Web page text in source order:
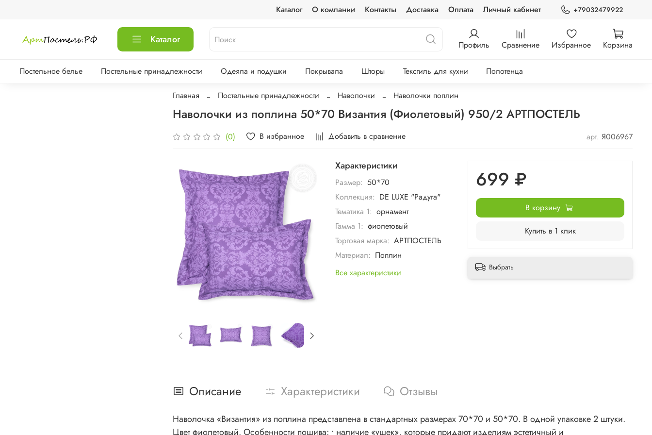
Каталог О компании Контакты Доставка Оплата Личный кабинет +79032479922
Каталог Профиль Сравнение Избранное Корзина
Постельное белье Постельные принадлежности Одеяла и подушки Покрывала Шторы Текстиль для кухни Полотенца
Главная Постельные принадлежности Наволочки Наволочки поплин
Наволочки из поплина 50*70 Византия (Фиолетовый) 950/2 АРТПОСТЕЛЬ
(0) В избранное Добавить в сравнение арт. Я006967
Характеристики
Размер: 50*70
Коллекция: DE LUXE "Радуга"
Тематика 1: орнамент
Гамма 1: фиолетовый
Торговая марка: АРТПОСТЕЛЬ
Материал: Поплин
Все характеристики
699 ₽
В корзину
Купить в 1 клик
Выбрать
Описание Характеристики Отзывы
Наволочка «Византия» из поплина представлена в стандартных размерах 70*70 и 50*70. В одной упаковке 2 штуки.
Цвет фиолетовый. Особенности пошива: • наличие «ушек», которые придают изделиям эстетичный и